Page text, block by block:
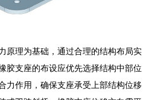
原理为基础，通过合理的结构布局实
胶支座的布设应优先选择结构中部位
力作用，确保支座承受上部结构位移